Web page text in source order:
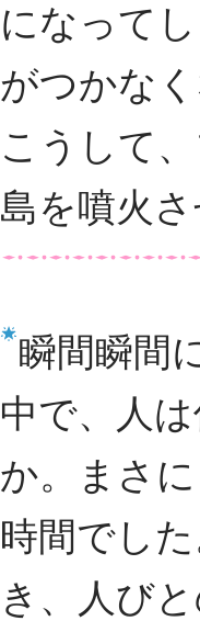
になって
がつかな
こうして
島を噴火
瞬間瞬間
中で、人
か。まさ
時間でし
き、人び